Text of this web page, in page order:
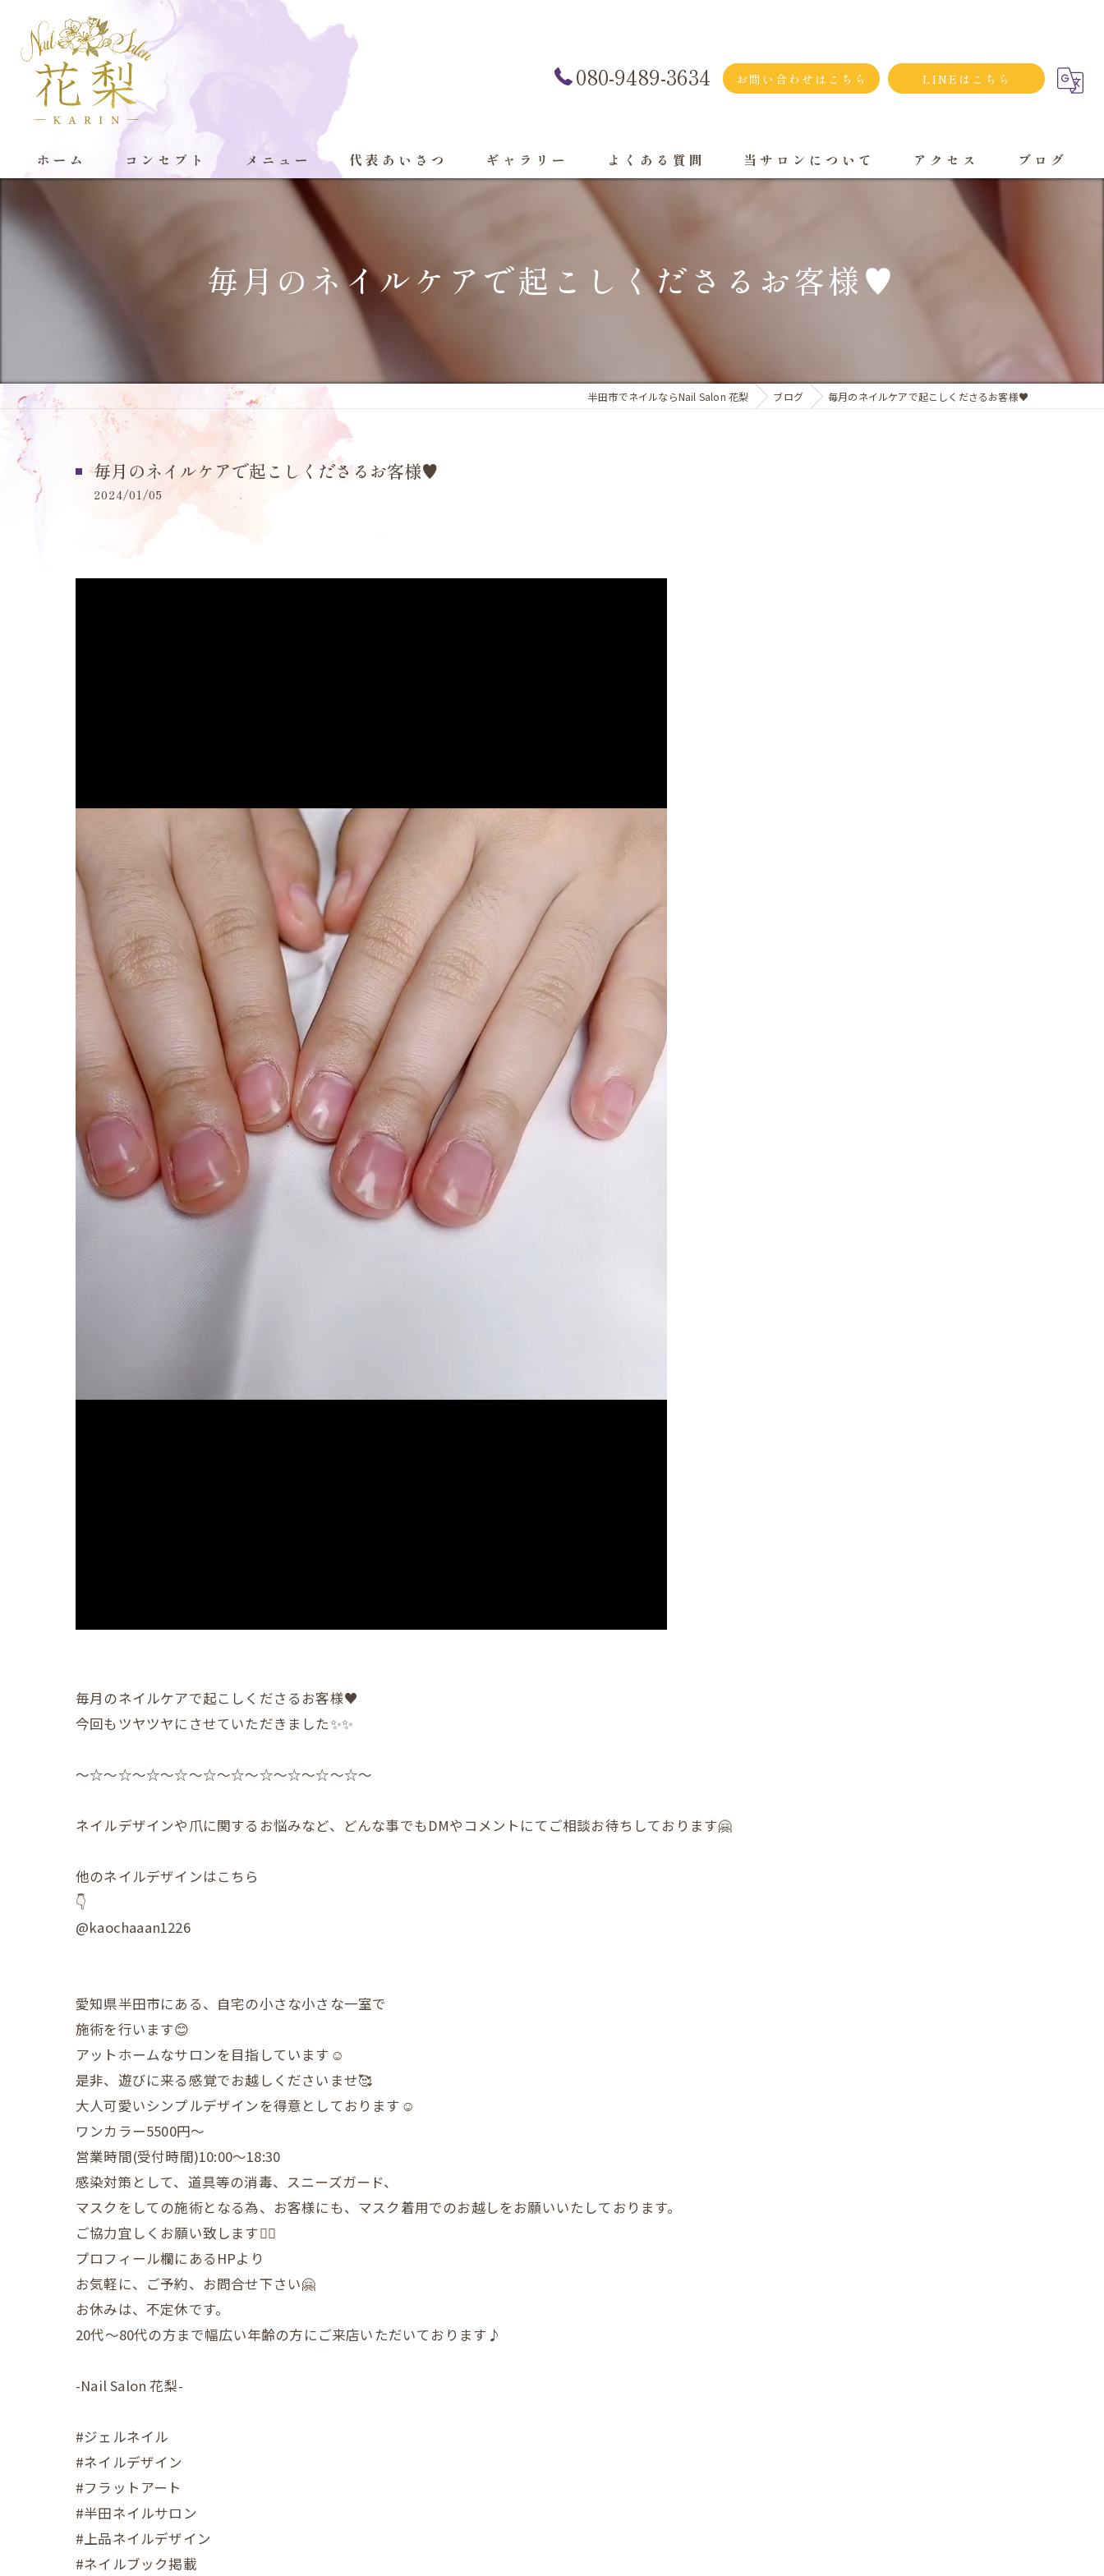
080-9489-3634 お問い合わせはこちら LINEはこちら
ホーム コンセプト メニュー 代表あいさつ ギャラリー よくある質問 当サロンについて
プライベートサロン
アクセス ブログ
毎月のネイルケアで起こしくださるお客様♥️
半田市でネイルならNail Salon 花梨 ブログ 毎月のネイルケアで起こしくださるお客様♥️
毎月のネイルケアで起こしくださるお客様♥️
2024/01/05
毎月のネイルケアで起こしくださるお客様♥️
今回もツヤツヤにさせていただきました✨️✨️
〜☆〜☆〜☆〜☆〜☆〜☆〜☆〜☆〜☆〜☆〜
ネイルデザインや爪に関するお悩みなど、どんな事でもDMやコメントにてご相談お待ちしております🤗
他のネイルデザインはこちら
👇
@kaochaaan1226
愛知県半田市にある、自宅の小さな小さな一室で
施術を行います😊
アットホームなサロンを目指しています☺️
是非、遊びに来る感覚でお越しくださいませ🥰
大人可愛いシンプルデザインを得意としております☺️
ワンカラー5500円〜
営業時間(受付時間)10:00〜18:30
感染対策として、道具等の消毒、スニーズガード、
マスクをしての施術となる為、お客様にも、マスク着用でのお越しをお願いいたしております。
ご協力宜しくお願い致します🙇‍♀️
プロフィール欄にあるHPより
お気軽に、ご予約、お問合せ下さい🤗
お休みは、不定休です。
20代〜80代の方まで幅広い年齢の方にご来店いただいております♪
-Nail Salon 花梨-
#ジェルネイル
#ネイルデザイン
#フラットアート
#半田ネイルサロン
#上品ネイルデザイン
#ネイルブック掲載